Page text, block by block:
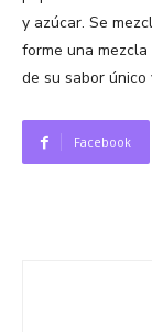
y azúcar. Se
forme una
de su sabor único
Facebook